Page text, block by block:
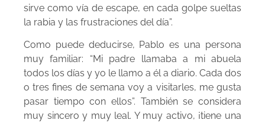
sirve como vía de escape, en cada golpe sueltas
la rabia y las frustraciones del día”.
Como puede deducirse, Pablo es una persona
muy familiar: “Mi padre llamaba a mi abuela
todos los días y yo le llamo a él a diario. Cada dos
o tres fines de semana voy a visitarles, me gusta
pasar tiempo con ellos”. También se considera
muy sincero y muy leal. Y muy activo, ¡tiene una